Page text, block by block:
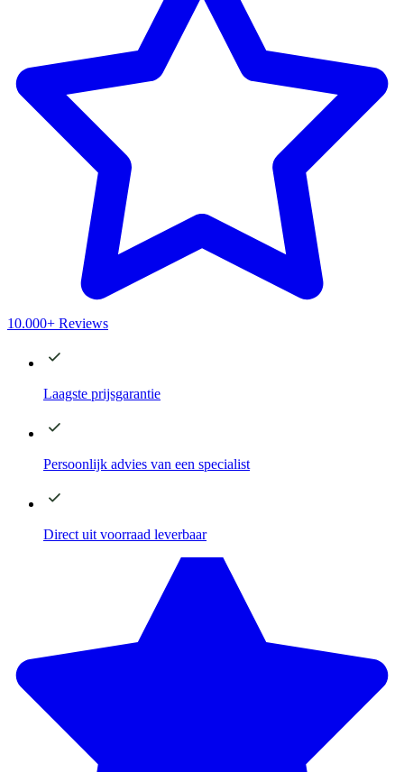
10.000+ Reviews
Laagste prijsgarantie
Persoonlijk advies van een specialist
Direct uit voorraad leverbaar